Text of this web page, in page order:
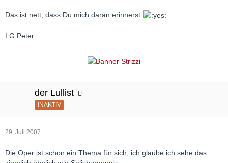
Das ist nett, dass Du mich daran erinnerst
LG Peter
der Lullist
INAKTIV
29. Juli 2007
Die Oper ist schon ein Thema für sich, ich glaube ich sehe das